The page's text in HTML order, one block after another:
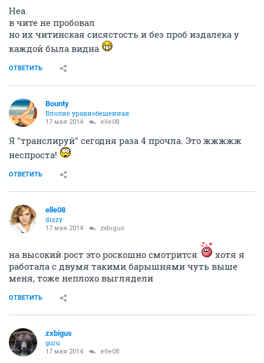
Неа.
в чите не пробовал
но их читинская сисястость и без проб издалека у
каждой была видна
ОТВЕТИТЬ
Bounty
Вполне уравнобешенная
17 мая 2014 elle08
Я "транслируй" сегодня раза 4 прочла. Это жжжжж
неспроста!
ОТВЕТИТЬ
elle08
dizzy
17 мая 2014 zxbigus
на высокий рост это роскошно смотрится
хотя я
работала с двумя такими барышнями чуть выше
меня, тоже неплохо выглядели
ОТВЕТИТЬ
zxbigus
guru
17 мая 2014 elle08